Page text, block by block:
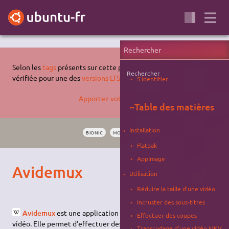
Selon les tags présents sur cette page, celle-ci n'a pas été
vérifiée pour une desversions LTS supportées d'Ubuntu
Apportez votre aide…
BIONIC MONTAGE VIDÉO
Avidemux
Avidemuxest une application de montage et d'
vidéo. Elle permet d'effectuer des coupes, des montages
Rechercher
S'identifier
−Table des matières
Installation
Flatpak
AppImage
Utilisation
Réduire la taille d'une vidéo
Incruster des sous-titres
Effectuer des coupes